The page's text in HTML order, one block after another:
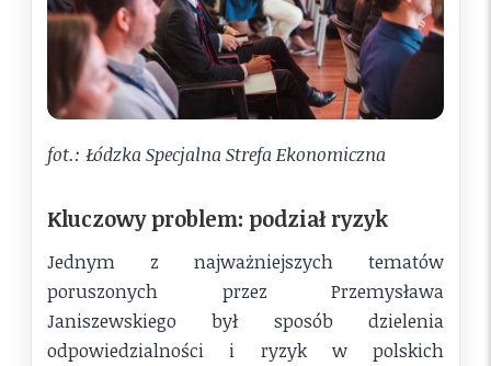
fot.: Łódzka Specjalna Strefa Ekonomiczna
Kluczowy problem: podział ryzyk
Jednym z najważniejszych tematów
poruszonych przez Przemysława
Janiszewskiego był sposób dzielenia
odpowiedzialności i ryzyk w polskich